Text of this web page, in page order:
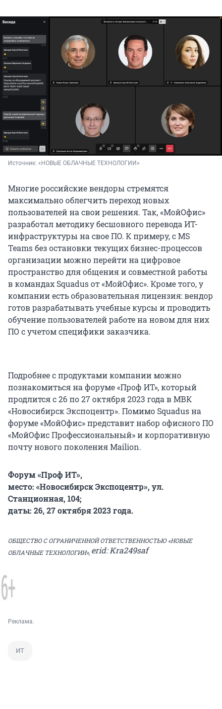
Источник: «НОВЫЕ ОБЛАЧНЫЕ ТЕХНОЛОГИИ»
Многие российские вендоры стремятся
максимально облегчить переход новых
пользователей на свои решения. Так, «МойОфис»
разработал методику бесшовного перевода ИТ-
инфраструктуры на свое ПО. К примеру, с MS
Teams без остановки текущих бизнес-процессов
организации можно перейти на цифровое
пространство для общения и совместной работы
в командах Squadus от «МойОфис». Кроме того, у
компании есть образовательная лицензия: вендор
готов разрабатывать учебные курсы и проводить
обучение пользователей работе на новом для них
ПО с учетом специфики заказчика.
Подробнее с продуктами компании можно
познакомиться на форуме «Проф ИТ», который
продлится с 26 по 27 октября 2023 года в МВК
«Новосибирск Экспоцентр». Помимо Squadus на
форуме «МойОфис» представит набор офисного ПО
«МойОфис Профессиональный» и корпоративную
почту нового поколения Mailion.
Форум «Проф ИТ»,
место: «Новосибирск Экспоцентр», ул.
Станционная, 104;
даты: 26, 27 октября 2023 года.
ОБЩЕСТВО С ОГРАНИЧЕННОЙ ОТВЕТСТВЕННОСТЬЮ «НОВЫЕ
ОБЛАЧНЫЕ ТЕХНОЛОГИИ», erid: Kra249saf
Реклама.
ИТ